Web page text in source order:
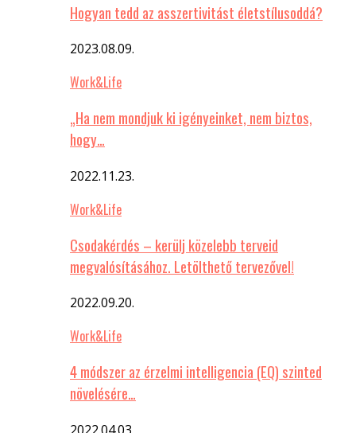
Hogyan tedd az asszertivitást életstílusoddá?
2023.08.09.
Work&Life
„Ha nem mondjuk ki igényeinket, nem biztos,
hogy…
2022.11.23.
Work&Life
Csodakérdés – kerülj közelebb terveid
megvalósításához. Letölthető tervezővel!
2022.09.20.
Work&Life
4 módszer az érzelmi intelligencia (EQ) szinted
növelésére…